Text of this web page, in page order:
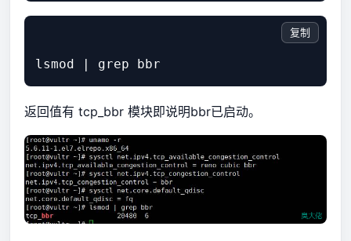
复制
返回值有 tcp_bbr 模块即说明bbr已启动。